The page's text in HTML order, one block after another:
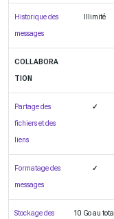
Historique des
messages
Illimité
COLLABORA
TION
Partage des
fichiers et des
liens
✓
Formatage des
messages
✓
Stockage des 10 Go au total